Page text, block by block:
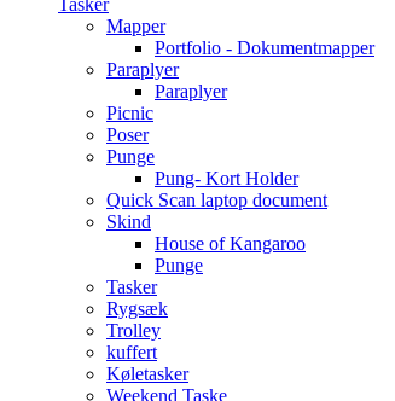
Tasker
Mapper
Portfolio - Dokumentmapper
Paraplyer
Paraplyer
Picnic
Poser
Punge
Pung- Kort Holder
Quick Scan laptop document
Skind
House of Kangaroo
Punge
Tasker
Rygsæk
Trolley
kuffert
Køletasker
Weekend Taske